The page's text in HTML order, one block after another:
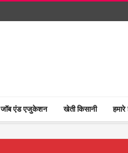
जॉब एंड एजुकेशन खेती किसानी हमारे